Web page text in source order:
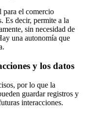
para el comercio
Es decir, permite a la
sin necesidad de
una autonomía que
y los datos
por lo que la
guardar registros y
interacciones.